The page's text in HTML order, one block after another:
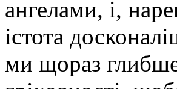
ангелами, і,
істота
ми щораз глибше